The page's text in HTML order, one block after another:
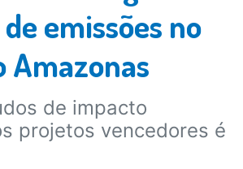
emissões no
Amazonas
de impacto
projetos vencedores é